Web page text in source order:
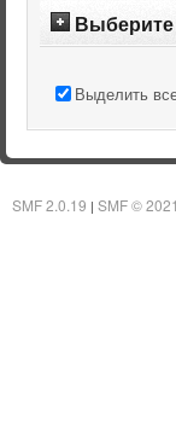
Выберите
Выделить
SMF 2.0.19 | SMF © 2021